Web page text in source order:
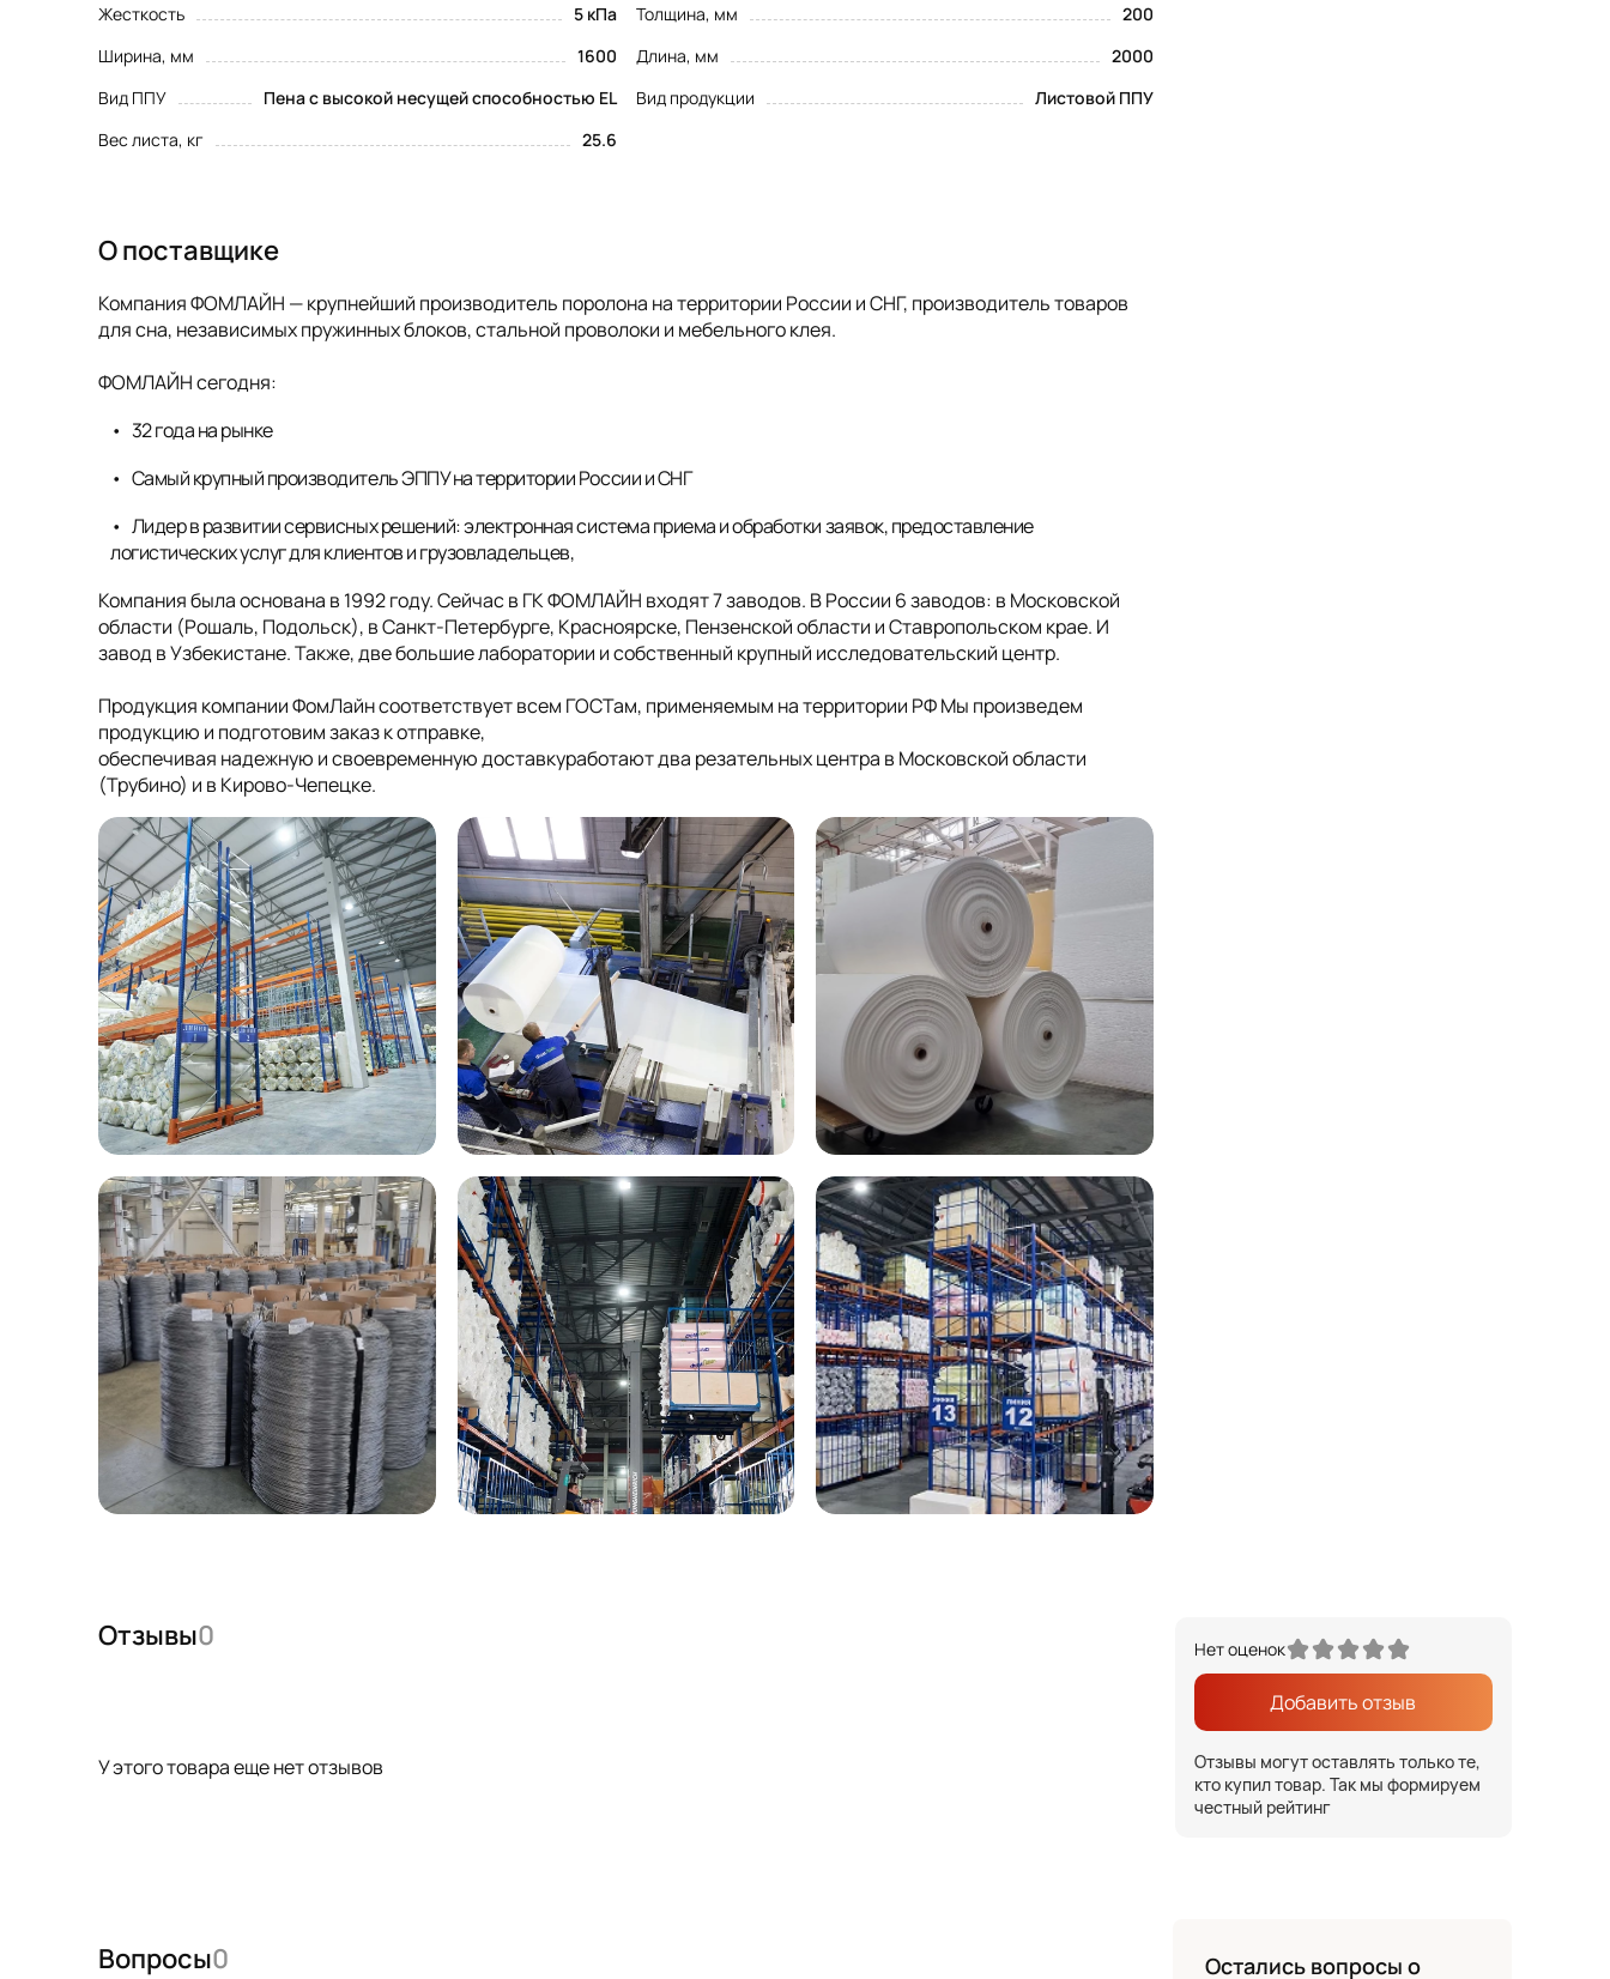
Жесткость
5 кПа Толщина, мм
200
Ширина, мм
1600 Длина, мм
2000
Вид ППУ
Пена с высокой несущей способностью EL Вид продукции
Листовой ППУ
Вес листа, кг
25.6
О поставщике
Компания ФОМЛАЙН — крупнейший производитель поролона на территории России и СНГ, производитель товаров
для сна, независимых пружинных блоков, стальной проволоки и мебельного клея.
ФОМЛАЙН сегодня:
32 года на рынке
Самый крупный производитель ЭППУ на территории России и СНГ
Лидер в развитии сервисных решений: электронная система приема и обработки заявок, предоставление
логистических услуг для клиентов и грузовладельцев,
Компания была основана в 1992 году. Сейчас в ГК ФОМЛАЙН входят 7 заводов. В России 6 заводов: в Московской
области (Рошаль, Подольск), в Санкт-Петербурге, Красноярске, Пензенской области и Ставропольском крае. И
завод в Узбекистане. Также, две большие лаборатории и собственный крупный исследовательский центр.
Продукция компании ФомЛайн соответствует всем ГОСТам, применяемым на территории РФ Мы произведем
продукцию и подготовим заказ к отправке,
обеспечивая надежную и своевременную доставкуработают два резательных центра в Московской области
(Трубино) и в Кирово-Чепецке.
Отзывы0
У этого товара еще нет отзывов
Нет оценок
Добавить отзыв
Отзывы могут оставлять только те,
кто купил товар. Так мы формируем
честный рейтинг
Вопросы0 Остались вопросы о